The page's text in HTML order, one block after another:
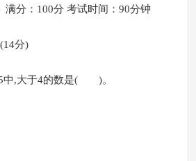
满分：100分 考试时间：90分钟
分)
中,大于4的数是( )。